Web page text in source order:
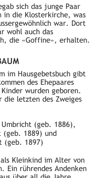
sich das junge Paar
in die Klosterkirche, was
war. Dort
wohl auch das
die «Goffine», erhalten.
im Hausgebetsbuch gibt
des Ehepaares
wurden geboren.
die letzten des Zweiges
Umbricht (geb. 1886),
(geb. 1889) und
(geb. 1897)
Kleinkind im Alter von
Ein rührendes Andenken